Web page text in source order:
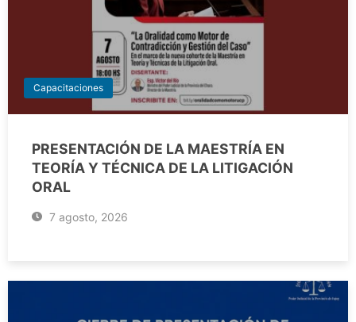
Capacitaciones
PRESENTACIÓN DE LA MAESTRÍA EN
TEORÍA Y TÉCNICA DE LA LITIGACIÓN
ORAL
7 agosto, 2026